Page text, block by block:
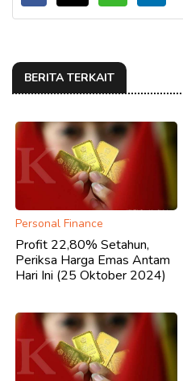
BERITA TERKAIT
Personal Finance
Profit 22,80% Setahun,
Periksa Harga Emas Antam
Hari Ini (25 Oktober 2024)